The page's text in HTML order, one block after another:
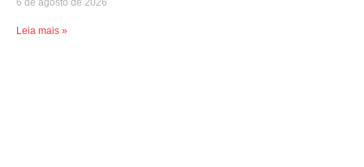
6 de agosto de 2026
Leia mais »